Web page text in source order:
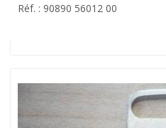
Réf. : 90890 56012 00